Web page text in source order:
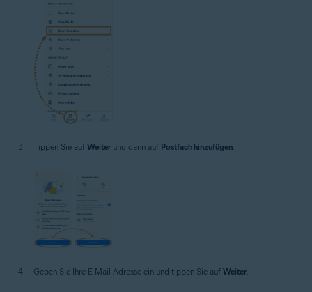
Tippen Sie auf Weiter und dann auf Postfach hinzufügen
Geben Sie Ihre E-Mail-Adresse ein und tippen Sie auf Weiter